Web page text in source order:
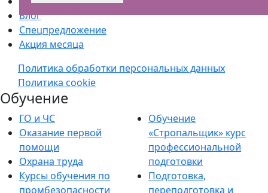
Блог
Спецпредложение
Акция месяца
Политика обработки персональных данных
Политика cookie
Обучение
ГО и ЧС
Оказание первой
помощи
Охрана труда
Курсы обучения по
промбезопасности
Обучение
«Стропальщик» курс
профессиональной
подготовки
Подготовка,
переподготовка и